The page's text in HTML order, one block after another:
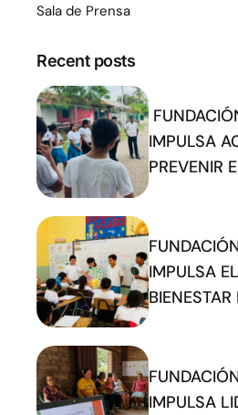
Sala de Prensa
Recent posts
IMPULSA
PREVENIR
IMPULSA
IMPULSA